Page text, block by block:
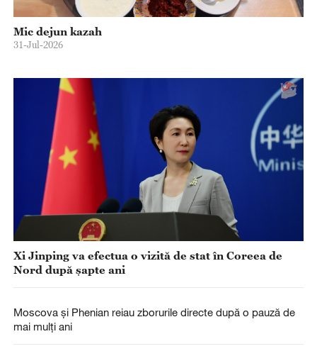
Mic dejun kazah
31-Jul-2026
Xi Jinping va efectua o vizită de stat în Coreea de
Nord după șapte ani
Moscova și Phenian reiau zborurile directe după o pauză de
mai mulți ani